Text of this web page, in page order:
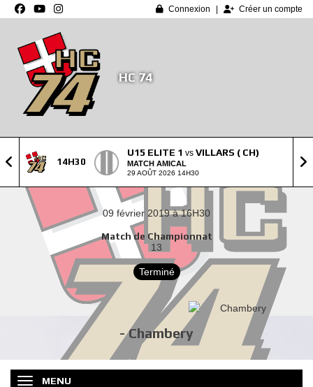
Connexion Créer un compte
HC 74
14H30
U15 ELITE 1 vs VILLARS ( CH)
MATCH AMICAL
29 AOÛT 2026 14H30
09 février 2019 à 16H30
Match de Championnat
13
Terminé
- Chambery
MENU
Panneau de gestion des cookies